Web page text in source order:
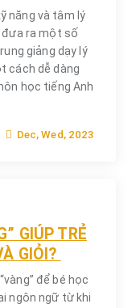
năng và tâm lý
đưa ra một số
giảng dạy lý
cách dễ dàng
học tiếng Anh
Dec, Wed, 2023
GIÚP TRẺ
GIỎI?
để bé học
ngôn ngữ từ khi